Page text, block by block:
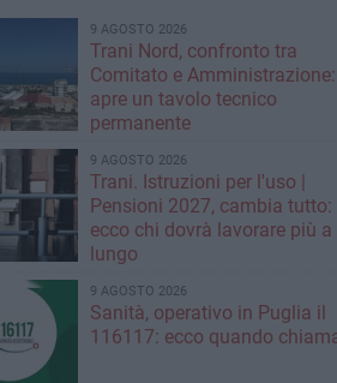
9 AGOSTO 2026
Trani Nord, confronto tra
Comitato e
apre un tavolo tecnico
permanente
9 AGOSTO 2026
Trani. Istruzioni per l'uso |
Pensioni 2027, cambia tutto:
ecco chi dovrà lavorare più a
lungo
9 AGOSTO 2026
Sanità, operativo in Puglia il
116117: ecco quando